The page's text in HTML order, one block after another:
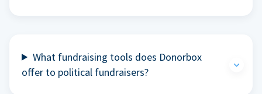
What fundraising tools does Donorbox
offer to political fundraisers?